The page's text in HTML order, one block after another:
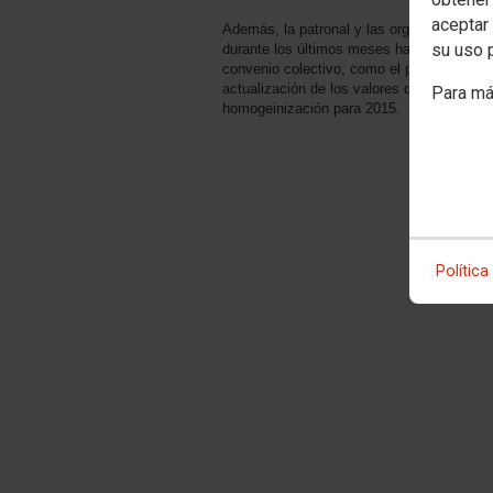
su uso
Para
Además, la patronal y las organizaciones
durante los últimos meses han ido
convenio colectivo, como el plan de
actualización de los valores de referencia
homogeinización para 2015.